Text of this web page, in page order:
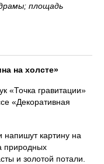
площадь
на холсте»
«Точка гравитации»
«Декоративная
напишут картину на
природных
и золотой потали.